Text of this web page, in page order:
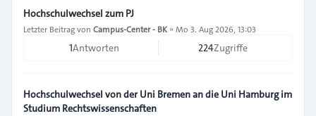
Hochschulwechsel zum PJ
Letzter Beitrag von Campus-Center - BK» Mo 3. Aug 2026, 13:03
1Antworten 224Zugriffe
Hochschulwechsel von der Uni Bremen an die Uni Hamburg im
Studium Rechtswissenschaften